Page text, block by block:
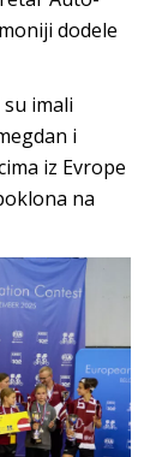
dodele
imali
i
iz Evrope
na